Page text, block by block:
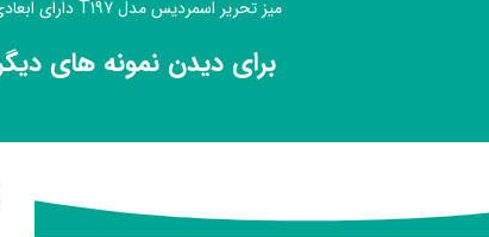
میز تحریر اسمردیس مدل T197 دارای ابعادی مناسب است و فضای کمی می گیرد.
برای دیدن نمونه های